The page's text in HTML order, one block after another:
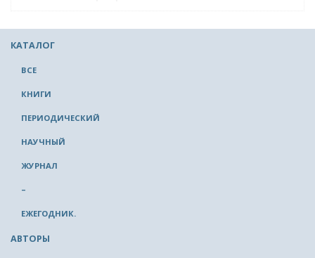
КАТАЛОГ
ВСЕ
КНИГИ
ПЕРИОДИЧЕСКИЙ
НАУЧНЫЙ
ЖУРНАЛ
–
ЕЖЕГОДНИК.
АВТОРЫ